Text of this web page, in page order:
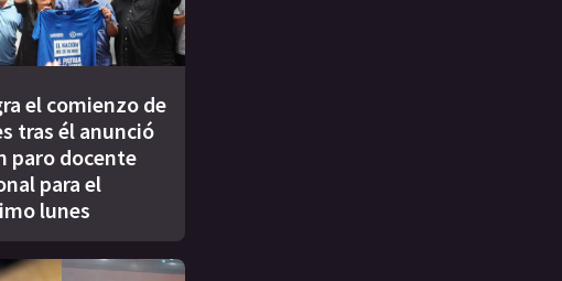
el comienzo de
tras él anunció
paro docente
para el
lunes